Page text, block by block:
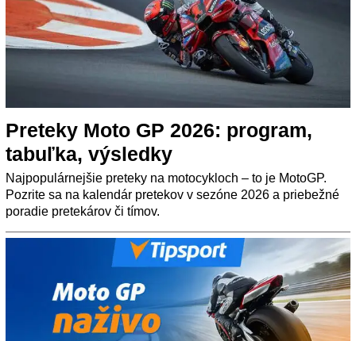
Preteky Moto GP 2026: program,
tabuľka, výsledky
Najpopulárnejšie preteky na motocykloch – to je MotoGP.
Pozrite sa na kalendár pretekov v sezóne 2026 a priebežné
poradie pretekárov či tímov.